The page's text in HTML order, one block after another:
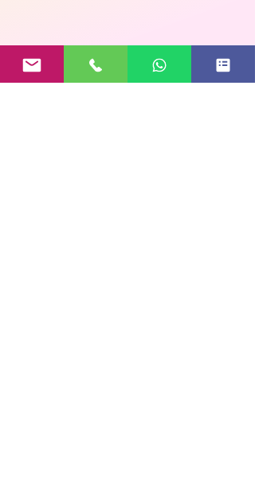
No tienes que saber qué decir ni